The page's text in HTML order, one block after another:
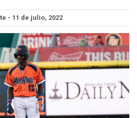
- 11 de julio, 2022